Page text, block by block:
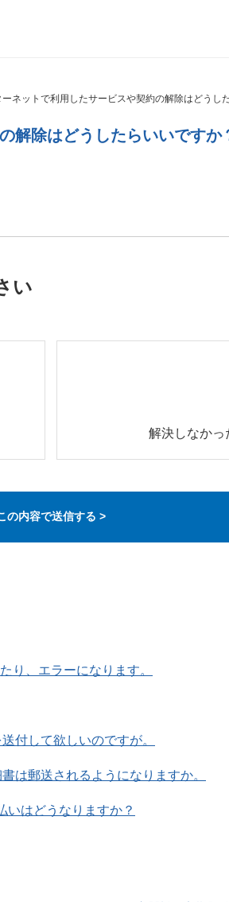
ーネットで利用したサービスや契約の解除はどうし
解除はどうしたらいいですか
い
解決しなかっ
り、エラーになります。
付して欲しいのですが。
は郵送されるようになりますか。
いはどうなりますか？